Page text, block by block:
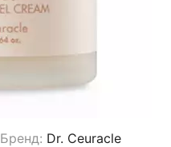
Бренд: Dr. Ceuracle